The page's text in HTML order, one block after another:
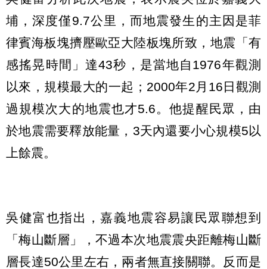
埔，深度僅9.7公里，而地震發生的主因是菲
律賓海板塊擠壓歐亞大陸板塊所致，地震「有
感搖晃時間」達43秒，是當地自1976年觀測
以來，規模最大的一起；2000年2月16日觀測
過規模次大的地震也才5.6。他提醒民眾，由
於地震需要釋放能量，3天內還要小心規模5以
上餘震。
吳健富也指出，嘉義地震容易讓民眾聯想到
「梅山斷層」，不過本次地震震央距離梅山斷
層長達50公里左右，兩者無直接關聯。反而是